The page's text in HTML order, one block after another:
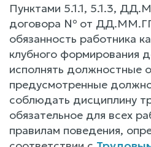
Пунктами 5.1.1, 5.1.3,
договора № от
обязанность работника
клубного формирования
исполнять должностные
предусмотренные
соблюдать дисциплину
обязательное для всех
правилам поведения,